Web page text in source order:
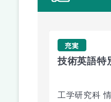
充実
技術英語特
工学研究科